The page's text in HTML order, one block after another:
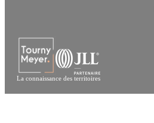
La connaissance des territoires